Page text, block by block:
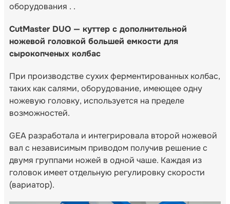
оборудования . .
CutMaster DUO — куттер с дополнительной
ножевой головкой большей емкости для
сырокопченых колбас
При производстве сухих ферментированных колбас,
таких как салями, оборудование, имеющее одну
ножевую головку, используется на пределе
возможностей.
GEA разработала и интегрировала второй ножевой
вал с независимым приводом получив решение с
двумя группами ножей в одной чаше. Каждая из
головок имеет отдельную регулировку скорости
(вариатор).